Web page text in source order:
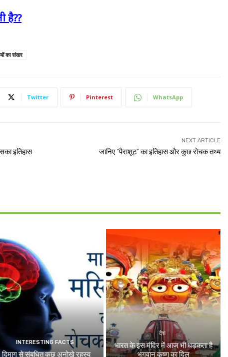
है??
का संसार
Twitter Pinterest WhatsApp
इतिहास
NEXT ARTICLE
जानिए ‘पैराशूट’ का इतिहास और कुछ रोचक तथ्य
INTERESTING FACTS
दिमाग से संबधित कुछ अनोखे रहस्य
देश
भारत के इस मंदिर में आज भी धड़कता है
भगवान कृष्ण का दिल